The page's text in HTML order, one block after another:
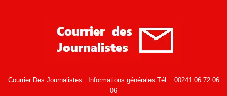
Courrier Des Journalistes : Informations générales Tél. : 00241 06 72 06
06